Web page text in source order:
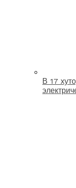
В 17